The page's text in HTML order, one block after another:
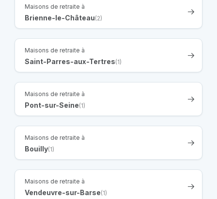
Maisons de retraite à
Brienne-le-Château(2)
Maisons de retraite à
Saint-Parres-aux-Tertres(1)
Maisons de retraite à
Pont-sur-Seine(1)
Maisons de retraite à
Bouilly(1)
Maisons de retraite à
Vendeuvre-sur-Barse(1)